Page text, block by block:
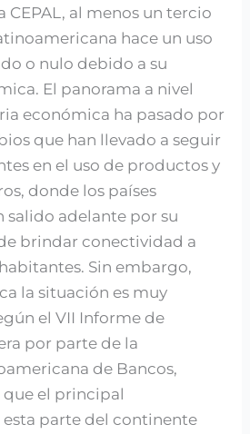
CEPAL, al menos un tercio
hace un uso
o nulo debido a su
El panorama a nivel
económica ha pasado por
que han llevado a seguir
en el uso de productos y
donde los países
salido adelante por su
brindar conectividad a
Sin embargo,
la situación es muy
el VII Informe de
por parte de la
de Bancos,
que el principal
parte del continente